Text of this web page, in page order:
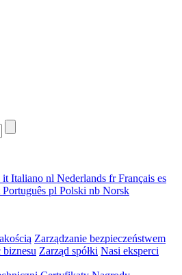
it Italiano nl Nederlands frFrançais es
Português pl Polski nb Norsk
Zarządzanie bezpieczeństwem
biznesu Zarząd spółki Nasi eksperci